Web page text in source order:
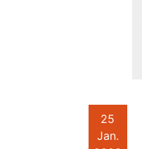
25
Jan.